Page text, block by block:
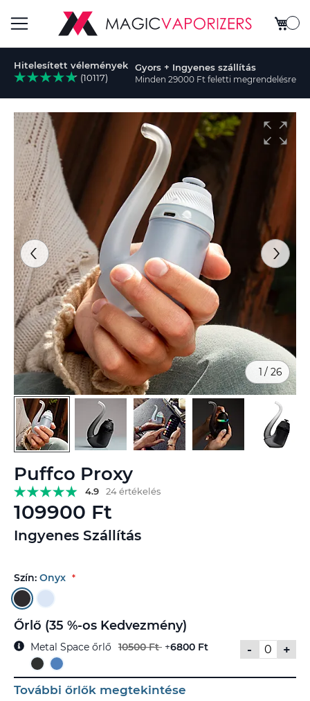
Nav
Hitelesített vélemények
(10117)
Gyors + Ingyenes szállítás
Minden 29000 Ft feletti megrendelésre
Puffco Proxy
4.9 24 értékelés
109900 Ft
Ingyenes Szállítás
Szín: Onyx
Őrlő (35 %-os Kedvezmény)
-
+
Metal Space őrlő 10500 Ft +6800 Ft
További őrlők megtekintése
Ugrás
a
képgaléria
végére
1 / 26
a
képgaléria
elejére